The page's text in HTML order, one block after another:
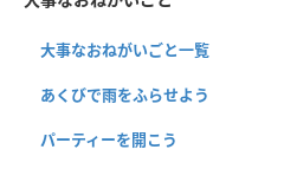
大事なおねがいごと一覧
あくびで雨をふらせよう
パーティーを開こう